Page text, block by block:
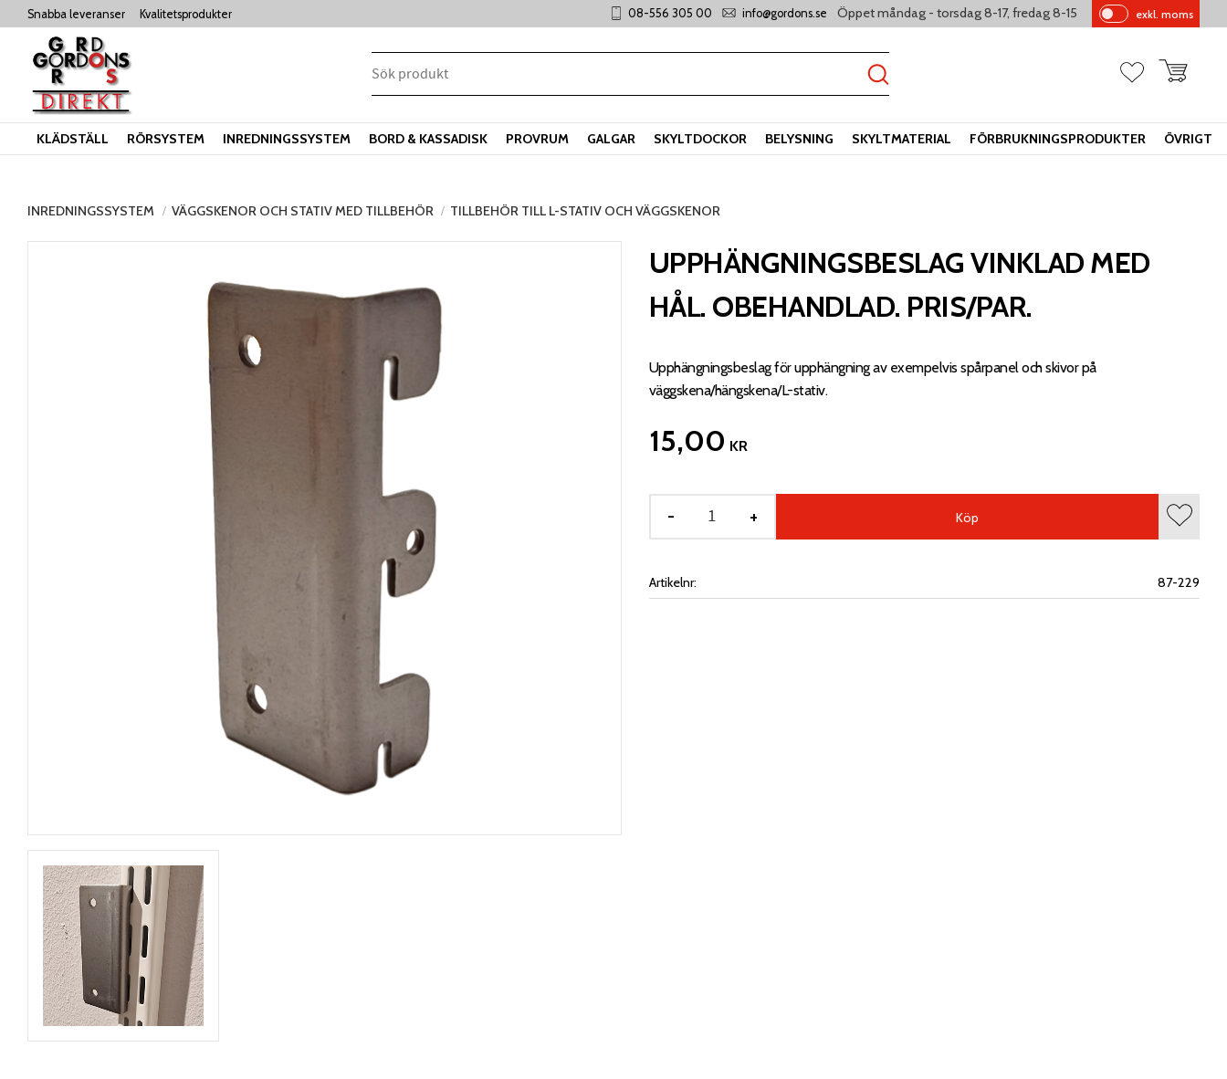
Snabba leveranser Kvalitetsprodukter 08-556 305 00 info@gordons.se Öppet måndag - torsdag 8-17, fredag 8-15
Pr
s
exkl. moms
FavoriterKundvagn
KLÄDSTÄLL RÖRSYSTEM INREDNINGSSYSTEM BORD & KASSADISK PROVRUM GALGAR SKYLTDOCKOR BELYSNING SKYLTMATERIAL FÖRBRUKNINGSPRODUKTER ÖVRIGT
INREDNINGSSYSTEM VÄGGSKENOR OCH STATIV MED TILLBEHÖR TILLBEHÖR TILL L-STATIV OCH VÄGGSKENOR
UPPHÄNGNINGSBESLAG VINKLAD MED
HÅL. OBEHANDLAD. PRIS/PAR.
Upphängningsbeslag för upphängning av exempelvis spårpanel och skivor på
väggskena/hängskena/L-stativ.
15,00 KR
+
- Köp
Lägg
Artikelnr 87-229